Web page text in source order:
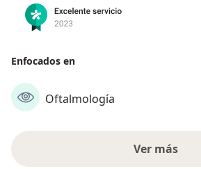
experiencia.
Oftalmología (CMO), International
(AMR) y el Centro Mexicano de
Refractiva (CMCCR) y la Asociación
Enfocados en
Oftalmología
Ver más